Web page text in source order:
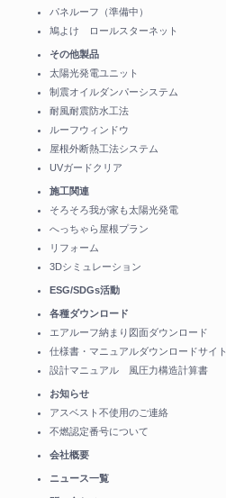
パネルーフ（準備中）
鳩よけ ロールスターネット
その他製品
太陽光発電ユニット
制震オイルダンパーシステム
耐風耐震防水工法
ルーフウィンドウ
屋根外断熱工法システム
UVガードクリア
施工関連
そろそろ我が家も太陽光発電
へっちゃら屋根プラン
リフォーム
3Dシミュレーション
ESG/SDGs活動
各種ダウンロード
エアルーフ納まり図面ダウンロード
仕様書・マニュアルダウンロードサイト
設計マニュアル 風圧力構造計算書
お知らせ
アスベスト不使用のご連絡
不燃認定番号について
会社概要
ニュース一覧